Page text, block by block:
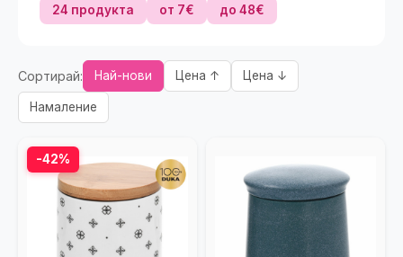
24 продукта от 7€ до 48€
Сортирай: Най-нови Цена ↑ Цена ↓
Намаление
-42%